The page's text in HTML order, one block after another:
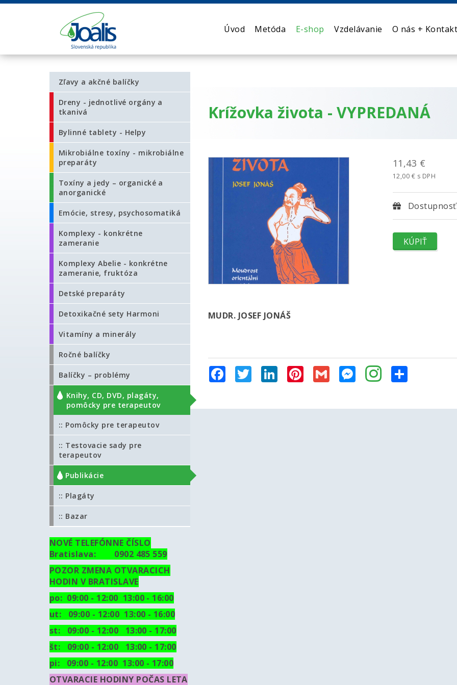
Úvod Metóda E-shop Vzdelávanie O nás +
Krížovka života - VYPREDANÁ
11,43 €
12,00 € s DPH
MUDR. JOSEF JONÁŠ
FacebookTwitterLinkedInPinterest
Gmail Messenger
Zľavy a akčné balíčky
Dreny - jednotlivé orgány a
tkanivá
Bylinné tablety - Helpy
Mikrobiálne toxíny - mikrobiálne
preparáty
Toxíny a jedy – organické a
anorganické
Emócie, stresy, psychosomatiká
Komplexy - konkrétne
zameranie
Komplexy Abelie - konkrétne
zameranie, fruktóza
Detské preparáty
Detoxikačné sety Harmoni
Vitamíny a minerály
Ročné balíčky
Balíčky – problémy
Knihy, CD, DVD, plagáty,
pomôcky pre terapeutov
:: Pomôcky pre terapeutov
:: Testovacie sady pre
terapeutov
:: Publikácie
:: Plagáty
:: Bazar
NOVÉ TELEFÓNNE ČÍSLO
Bratislava: 0902 485 559
POZOR ZMENA OTVARACICH
HODIN V BRATISLAVE
po: 09:00 - 12:00 13:00 - 16:00
ut: 09:00 - 12:00 13:00 - 16:00
st: 09:00 - 12:00 13:00 - 17:00
št: 09:00 - 12:00 13:00 - 17:00
pi: 09:00 - 12:00 13:00 - 17:00
OTVARACIE HODINY POČAS LETA